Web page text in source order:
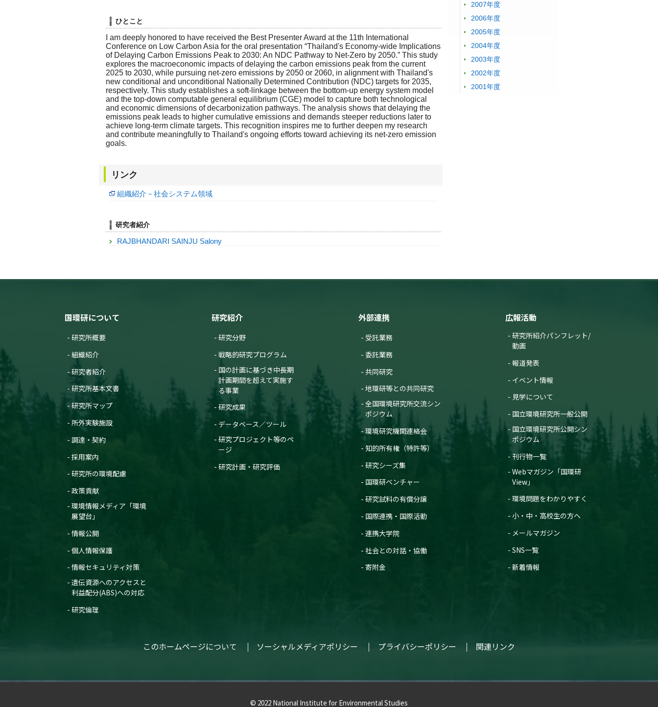
ひとこと
I am deeply honored to have received the Best Presenter Award at the 11th International
Conference on Low Carbon Asia for the oral presentation “Thailand's Economy-wide Implications
of Delaying Carbon Emissions Peak to 2030: An NDC Pathway to Net-Zero by 2050.” This study
explores the macroeconomic impacts of delaying the carbon emissions peak from the current
2025 to 2030, while pursuing net-zero emissions by 2050 or 2060, in alignment with Thailand's
new conditional and unconditional Nationally Determined Contribution (NDC) targets for 2035,
respectively. This study establishes a soft-linkage between the bottom-up energy system model
and the top-down computable general equilibrium (CGE) model to capture both technological
and economic dimensions of decarbonization pathways. The analysis shows that delaying the
emissions peak leads to higher cumulative emissions and demands steeper reductions later to
achieve long-term climate targets. This recognition inspires me to further deepen my research
and contribute meaningfully to Thailand's ongoing efforts toward achieving its net-zero emission
goals.
リンク
組織紹介－社会システム領域
研究者紹介
RAJBHANDARI SAINJU Salony
2007年度
2006年度
2005年度
2004年度
2003年度
2002年度
2001年度
国環研について
研究所概要
組織紹介
研究者紹介
研究所基本文書
研究所マップ
所外実験施設
調達・契約
採用案内
研究所の環境配慮
政策貢献
環境情報メディア「環境
展望台」
情報公開
個人情報保護
情報セキュリティ対策
遺伝資源へのアクセスと
利益配分(ABS)への対応
研究倫理
研究紹介
研究分野
戦略的研究プログラム
国の計画に基づき中長期
計画期間を超えて実施す
る事業
研究成果
データベース／ツール
研究プロジェクト等のペ
ージ
研究計画・研究評価
外部連携
受託業務
委託業務
共同研究
地環研等との共同研究
全国環境研究所交流シン
ポジウム
環境研究機関連絡会
知的所有権（特許等）
研究シーズ集
国環研ベンチャー
研究試料の有償分譲
国際連携・国際活動
連携大学院
社会との対話・協働
寄附金
広報活動
研究所紹介パンフレット/
動画
報道発表
イベント情報
見学について
国立環境研究所一般公開
国立環境研究所公開シン
ポジウム
刊行物一覧
Webマガジン「国環研
View」
環境問題をわかりやすく
小・中・高校生の方へ
メールマガジン
SNS一覧
新着情報
このホームページについて ソーシャルメディアポリシー プライバシーポリシー 関連リンク
© 2022 National Institute for Environmental Studies